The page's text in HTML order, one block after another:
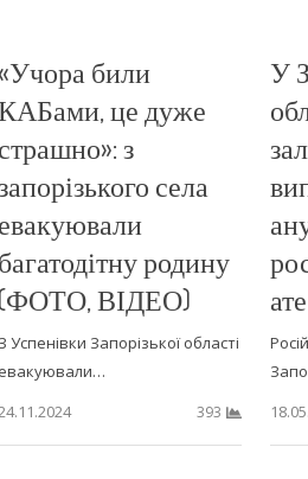
«Учора били
це дуже
страшно»: з
села
евакуювали
багатодітну родину
(ФОТО, ВІДЕО)
З Успенівки Запорізької області
евакуювали…
393
У